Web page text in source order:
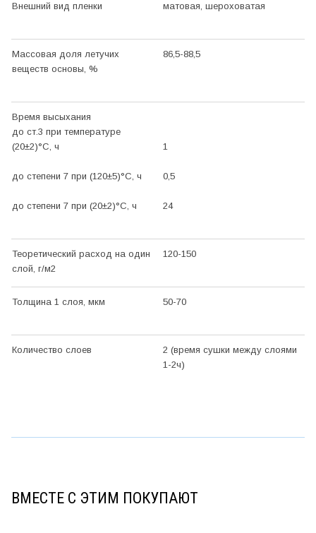
Внешний вид пленки матовая, шероховатая
Массовая доля летучих
веществ основы, %
86,5-88,5
Время высыхания
до ст.3 при температуре
(20±2)°С, ч
до степени 7 при (120±5)°С, ч
до степени 7 при (20±2)°С, ч
1
0,5
24
Теоретический расход на один
слой, г/м2
120-150
Толщина 1 слоя, мкм 50-70
Количество слоев
2 (время сушки между слоями
1-2ч)
ВМЕСТЕ С ЭТИМ ПОКУПАЮТ